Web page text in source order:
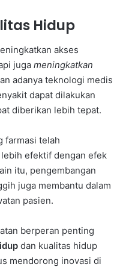
Hidup
akses
juga meningkatkan
adanya teknologi medis
dapat dilakukan
diberikan lebih tepat.
farmasi telah
efektif dengan efek
itu, pengembangan
juga membantu dalam
pasien.
berperan penting
dan kualitas hidup
mendorong inovasi di